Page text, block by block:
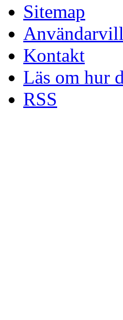
Sitemap
Kontakt
Läs om hur
RSS